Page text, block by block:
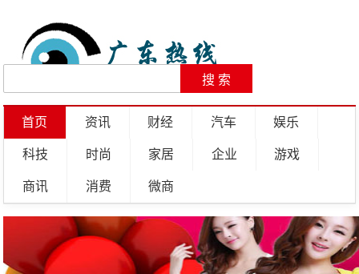
首页 资讯 财经 汽车 娱乐
科技 时尚 家居 企业 游戏
商讯 消费 微商